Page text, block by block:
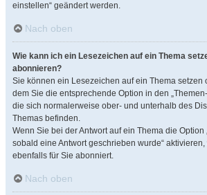
einstellen“ geändert werden.
Nach oben
Wie kann ich ein Lesezeichen auf ein Thema
abonnieren?
Sie können ein Lesezeichen auf ein Thema setzen
dem Sie die entsprechende Option in den
die sich normalerweise ober- und unterhalb des
Themas befinden.
Wenn Sie bei der Antwort auf ein Thema die
sobald eine Antwort geschrieben wurde“
ebenfalls für Sie abonniert.
Nach oben